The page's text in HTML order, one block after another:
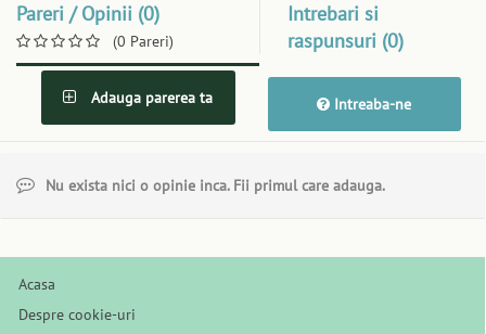
Pareri / Opinii (0)
(0 Pareri)
Intrebari si
raspunsuri (0)
Adauga parerea ta Intreaba-ne
Nu exista nici o opinie inca. Fii primul care adauga.
Acasa
Despre cookie-uri